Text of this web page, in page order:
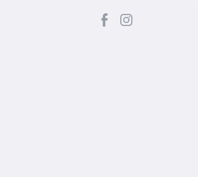
facebook